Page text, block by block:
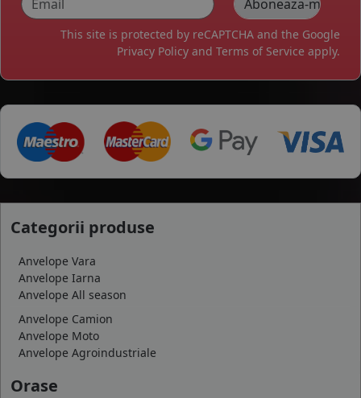
This site is protected by reCAPTCHA and the Google
Privacy Policy and Terms of Service apply.
Categorii produse
Anvelope Vara
Anvelope Iarna
Anvelope All season
Anvelope Camion
Anvelope Moto
Anvelope Agroindustriale
Orase